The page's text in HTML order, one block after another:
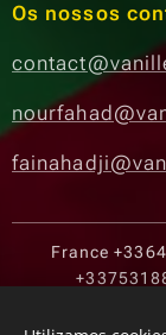
Os nossos
France